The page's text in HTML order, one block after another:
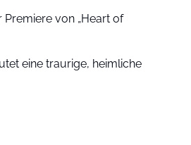
von „Heart of
eine traurige, heimliche